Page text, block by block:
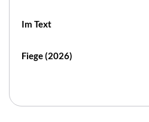
Im Text
Fiege (2026)